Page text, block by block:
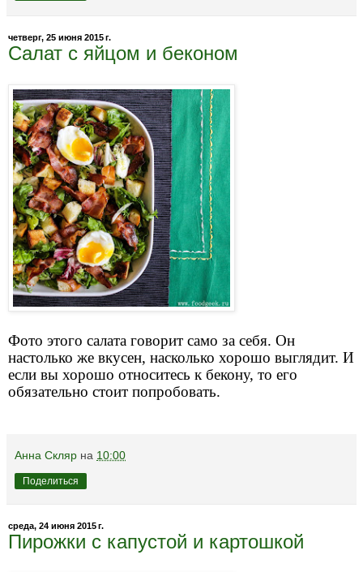
четверг, 25 июня 2015 г.
Салат с яйцом и беконом
Фото этого салата говорит само за себя. Он
настолько же вкусен, насколько хорошо выглядит. И
если вы хорошо относитесь к бекону, то его
обязательно стоит попробовать.
Анна Скляр на 10:00
Поделиться
среда, 24 июня 2015 г.
Пирожки с капустой и картошкой